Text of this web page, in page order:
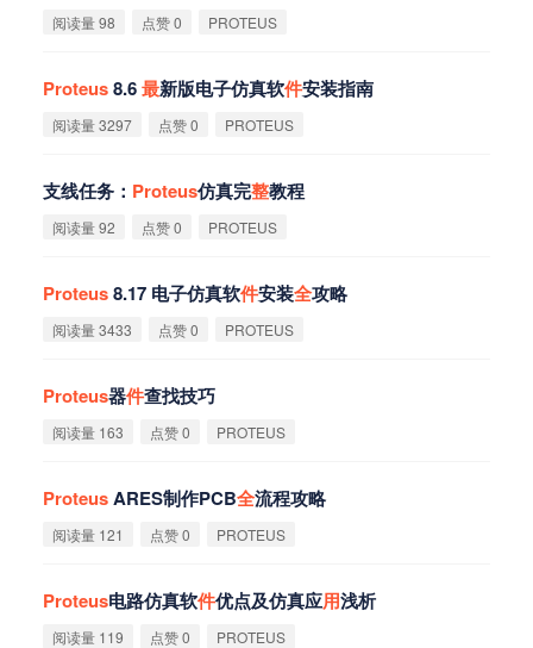
阅读量 98 点赞 0 PROTEUS
Proteus8.6最新版电子仿真软件安装指南
阅读量 3297 点赞 0 PROTEUS
支线任务： Proteus仿真完整教程
阅读量 92 点赞 0 PROTEUS
Proteus8.17 电子仿真软件安装全攻略
阅读量 3433 点赞 0 PROTEUS
Proteus器件查找技巧
阅读量 163 点赞 0 PROTEUS
ProteusARES制作PCB全流程攻略
阅读量 121 点赞 0 PROTEUS
Proteus电路仿真软件优点及仿真应用浅析
阅读量 119 点赞 0 PROTEUS